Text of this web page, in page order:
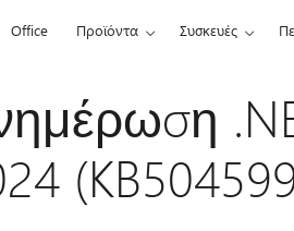
Office Προϊόντα Συσκευές